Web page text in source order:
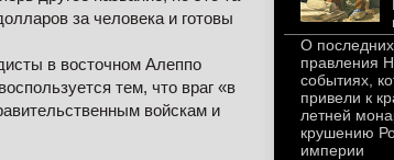
за человека и готовы
в восточном Алеппо
тем, что враг «в
войскам и
О
правления
событиях,
привели к
летней
крушению
империи